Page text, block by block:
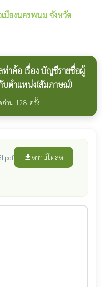
เมืองนครพนม จังหวัด
าค้อ เรื่อง บัญชีรายชื่อผู้
บตำแหน่ง(สัมภาษณ์)
อ่าน 128 ครั้ง
file_download ดาวน์โหลด